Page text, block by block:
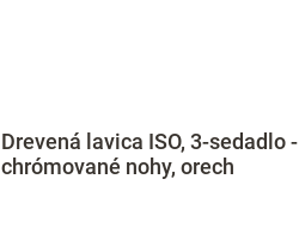
Drevená lavica ISO, 3-sedadlo -
chrómované nohy, orech